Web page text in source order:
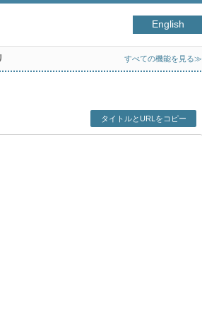
English
すべての機能を見る≫
タイトルとURLをコピー